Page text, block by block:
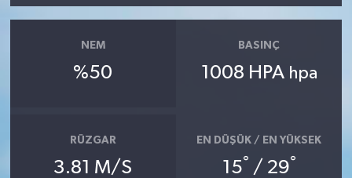
NEM
%50
BASINÇ
1008 HPA hpa
RÜZGAR
3.81 M/S
EN DÜŞÜK / EN YÜKSEK
15° / 29°